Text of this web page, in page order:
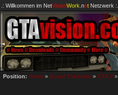
.: Willkommen im NetVisionWork .netNetzwerk :.
Position: Home » Grand Theft Auto » GTA V »